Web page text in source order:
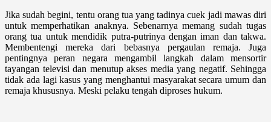
Jika sudah begini, tentu orang tua yang tadinya cuek jadi mawas diri
untuk memperhatikan anaknya. Sebenarnya memang sudah tugas
orang tua untuk mendidik putra-putrinya dengan iman dan takwa.
Membentengi mereka dari bebasnya pergaulan remaja. Juga
pentingnya peran negara mengambil langkah dalam mensortir
tayangan televisi dan menutup akses media yang negatif. Sehingga
tidak ada lagi kasus yang menghantui masyarakat secara umum dan
remaja khususnya. Meski pelaku tengah diproses hukum.